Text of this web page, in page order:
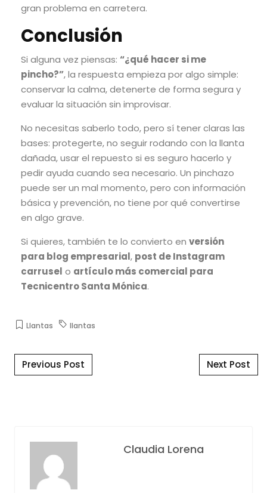
gran problema en carretera.
Conclusión
Si alguna vez piensas: “¿qué hacer si me
pincho?”, la respuesta empieza por algo simple:
conservar la calma, detenerte de forma segura y
evaluar la situación sin improvisar.
No necesitas saberlo todo, pero sí tener claras las
bases: protegerte, no seguir rodando con la llanta
dañada, usar el repuesto si es seguro hacerlo y
pedir ayuda cuando sea necesario. Un pinchazo
puede ser un mal momento, pero con información
básica y prevención, no tiene por qué convertirse
en algo grave.
Si quieres, también te lo convierto en versión
para blog empresarial, post de Instagram
carrusel o artículo más comercial para
Tecnicentro Santa Mónica.
Llantas llantas
Post navigation
Previous Post Next Post
Claudia Lorena